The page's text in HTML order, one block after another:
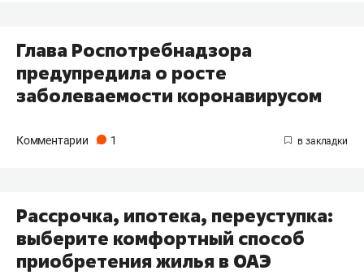
Глава Роспотребнадзора
предупредила о росте
заболеваемости коронавирусом
Комментарии 1
Рассрочка, ипотека, переуступка:
выберите комфортный способ
приобретения жилья в ОАЭ